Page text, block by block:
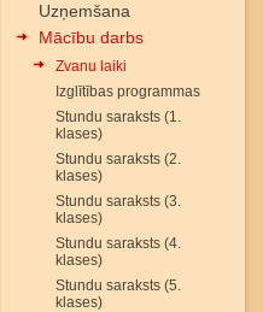
Uzņemšana
Mācību darbs
Zvanu laiki
Izglītības programmas
Stundu saraksts (1.
klases)
Stundu saraksts (2.
klases)
Stundu saraksts (3.
klases)
Stundu saraksts (4.
klases)
Stundu saraksts (5.
klases)